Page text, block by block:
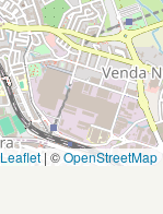
Leaflet | ©OpenStreetMap